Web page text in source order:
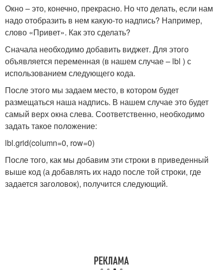
Окно – это, конечно, прекрасно. Но что делать, если нам
надо отобразить в нем какую-то надпись? Например,
слово «Привет». Как это сделать?
Сначала необходимо добавить виджет. Для этого
объявляется переменная (в нашем случае – lbl ) с
использованием следующего кода.
После этого мы задаем место, в котором будет
размещаться наша надпись. В нашем случае это будет
самый верх окна слева. Соответственно, необходимо
задать такое положение:
lbl.grid(column=0, row=0)
После того, как мы добавим эти строки в приведенный
выше код (а добавлять их надо после той строки, где
задается заголовок), получится следующий.